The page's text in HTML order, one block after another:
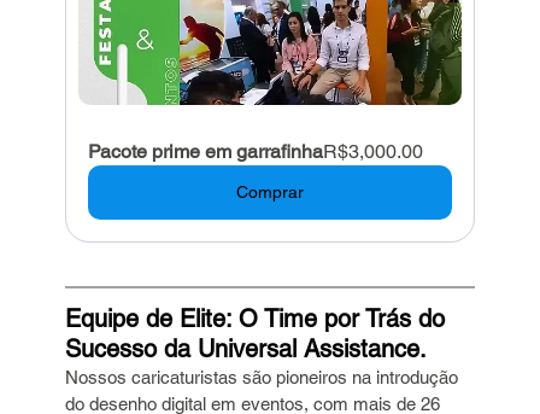
Pacote prime em garrafinhaR$3,000.00
Comprar
Equipe de Elite: O Time por Trás do
Sucesso da Universal Assistance.
Nossos caricaturistas são pioneiros na introdução
do desenho digital em eventos, com mais de 26